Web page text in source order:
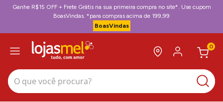
Ganhe R$15 OFF + Frete Grátis na sua primeira compra no site*. Use cupom
BoasVindas. *para compras acima de 199,99
BoasVindas
0
O que você procura?